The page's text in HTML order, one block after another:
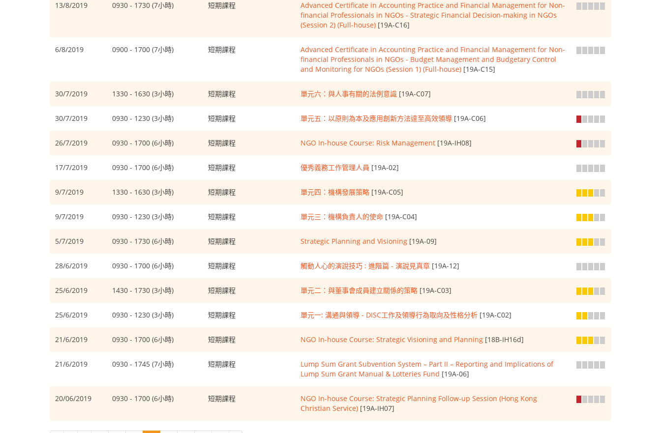
13/8/2019 0930 - 1730 (7小時) 短期課程
Advanced Certificate in Accounting Practice and Financial Management for Non-
financial Professionals in NGOs - Strategic Financial Decision-making in NGOs
(Session 2) (Full-house) [19A-C16]
6/8/2019 0900 - 1700 (7小時) 短期課程
Advanced Certificate in Accounting Practice and Financial Management for Non-
financial Professionals in NGOs - Budget Management and Budgetary Control
and Monitoring for NGOs (Session 1) (Full-house) [19A-C15]
30/7/2019 1330 - 1630 (3小時) 短期課程 單元六：與人事有關的法例意識 [19A-C07]
30/7/2019 0930 - 1230 (3小時) 短期課程 單元五：以原則為本及應用創新方法達至高效領導 [19A-C06]
26/7/2019 0930 - 1700 (6小時) 短期課程 NGO In-house Course: Risk Management [19A-IH08]
17/7/2019 0930 - 1700 (6小時) 短期課程 優秀義務工作管理人員 [19A-02]
9/7/2019 1330 - 1630 (3小時) 短期課程 單元四：機構發展策略 [19A-C05]
9/7/2019 0930 - 1230 (3小時) 短期課程 單元三：機構負責人的使命 [19A-C04]
5/7/2019 0930 - 1730 (6小時) 短期課程 Strategic Planning and Visioning [19A-09]
28/6/2019 0930 - 1700 (6小時) 短期課程 觸動人心的演說技巧 : 進階篇 - 演說見真章 [19A-12]
25/6/2019 1430 - 1730 (3小時) 短期課程 單元二：與董事會成員建立關係的策略 [19A-C03]
25/6/2019 0930 - 1230 (3小時) 短期課程 單元一: 溝通與領導 - DISC工作及領導行為取向及性格分析 [19A-C02]
21/6/2019 0930 - 1700 (6小時) 短期課程 NGO In-house Course: Strategic Visioning and Planning [18B-IH16d]
21/6/2019 0930 - 1745 (7小時) 短期課程
Lump Sum Grant Subvention System – Part II – Reporting and Implications of
Lump Sum Grant Manual & Lotteries Fund [19A-06]
20/06/2019 0930 - 1700 (6小時) 短期課程
NGO In-house Course: Strategic Planning Follow-up Session (Hong Kong
Christian Service) [19A-IH07]